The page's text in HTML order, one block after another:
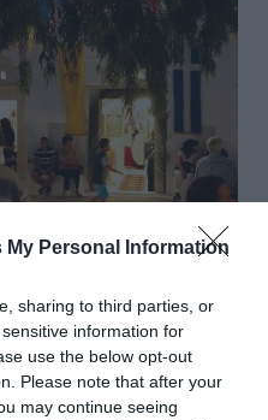
My Personal Information
sharing to third parties, or
information for
use the below opt-out
Please note that after your
may continue seeing
διοργανώνει κάθε χρόνο με
(φωτ. Εν Άνδρω).
εμείς. Κάτσαμε μαζί